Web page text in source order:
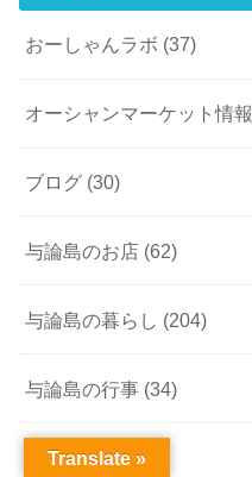
おーしゃんラボ (37)
オーシャンマーケット情報
ブログ (30)
与論島のお店 (62)
与論島の暮らし (204)
与論島の行事 (34)
与論島料理(15)
Translate »